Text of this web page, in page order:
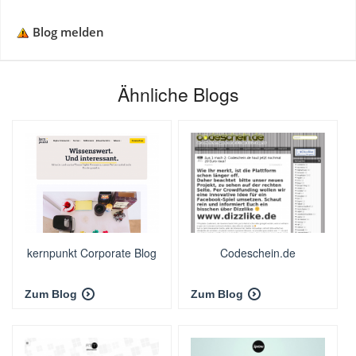
Blog melden
Ähnliche Blogs
kernpunkt Corporate Blog
Zum Blog
Codeschein.de
Zum Blog